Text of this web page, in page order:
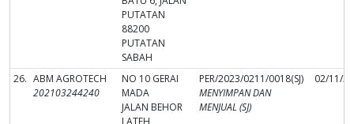
PUTATAN
88200
PUTATAN
SABAH
26. ABM AGROTECH
202103244240
NO 10 GERAI
MADA
JALAN BEHOR
LATEH
PER/2023/0211/0018(SJ)
MENYIMPAN DAN
MENJUAL (SJ)
02/11/